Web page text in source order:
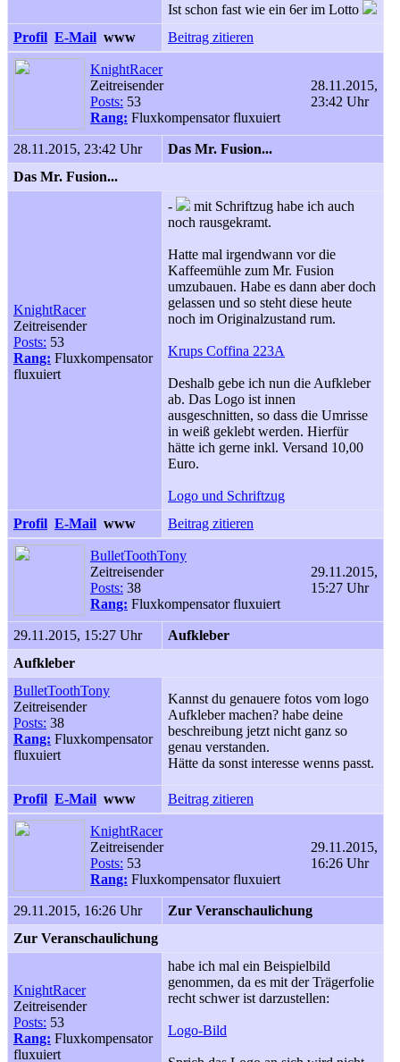
Ist schon fast wie ein 6er im Lotto
Profil E-Mail www Beitrag zitieren
KnightRacer
Zeitreisender
Posts: 53
Rang: Fluxkompensator fluxuiert
28.11.2015,
23:42 Uhr
28.11.2015, 23:42 Uhr
Das Mr. Fusion...
Das Mr. Fusion...
KnightRacer
Zeitreisender
Posts: 53
Rang: Fluxkompensator
fluxuiert
-
mit Schriftzug habe ich auch
noch rausgekramt.
Hatte mal irgendwann vor die
Kaffeemühle zum Mr. Fusion
umzubauen. Habe es dann aber doch
gelassen und so steht diese heute
noch im Originalzustand rum.
Krups Coffina 223A
Deshalb gebe ich nun die Aufkleber
ab. Das Logo ist innen
ausgeschnitten, so dass die Umrisse
in weiß geklebt werden. Hierfür
hätte ich gerne inkl. Versand 10,00
Euro.
Logo und Schriftzug
Profil E-Mail www Beitrag zitieren
BulletToothTony
Zeitreisender
Posts: 38
Rang: Fluxkompensator fluxuiert
29.11.2015,
15:27 Uhr
29.11.2015, 15:27 Uhr
Aufkleber
Aufkleber
BulletToothTony
Zeitreisender
Posts: 38
Rang: Fluxkompensator
fluxuiert
Kannst du genauere fotos vom logo
Aufkleber machen? habe deine
beschreibung jetzt nicht ganz so
genau verstanden.
Hätte da sonst interesse wenns passt.
Profil E-Mail www Beitrag zitieren
KnightRacer
Zeitreisender
Posts: 53
Rang: Fluxkompensator fluxuiert
29.11.2015,
16:26 Uhr
29.11.2015, 16:26 Uhr
Zur Veranschaulichung
Zur Veranschaulichung
KnightRacer
Zeitreisender
Posts: 53
Rang: Fluxkompensator
fluxuiert
habe ich mal ein Beispielbild
genommen, da es mit der Trägerfolie
recht schwer ist darzustellen:
Logo-Bild